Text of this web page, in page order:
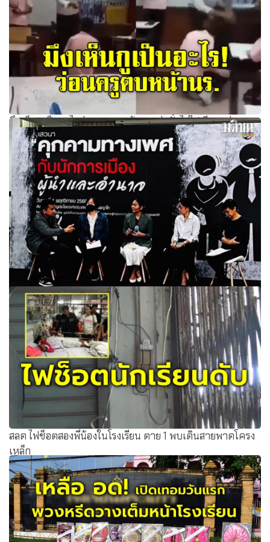
มึงเห็นกูเป็นอะไร!ว่อนครูตบหน้านร. ด่าลั่นไล่ไปเรียกแม่
ยังน่าห่วง! ปัญหาคุกคามทางเพศ ผู้กระทำเป็น ครู-นักการ
เมือง เพิ่มขึ้น เหยื่ออายุน้อยสุด 4 ขวบ
สลด ไฟช็อตสองพี่น้องในโรงเรียน ตาย 1 พบเดินสายพาดโครง
เหล็ก